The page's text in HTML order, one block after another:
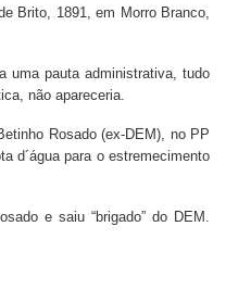
Brito, 1891, em Morro Branco,
uma pauta administrativa, tudo
não apareceria.
Rosado (ex-DEM), no PP
d´água para o estremecimento
e saiu “brigado” do DEM.